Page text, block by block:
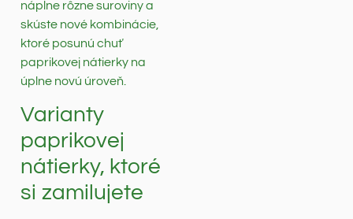
náplne rôzne suroviny a
skúste nové kombinácie,
ktoré posunú chuť
paprikovej nátierky na
úplne novú úroveň.
Varianty
paprikovej
nátierky, ktoré
si zamilujete